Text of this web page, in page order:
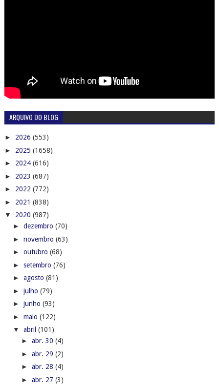
ARQUIVO DO BLOG
► 2026 (553)
► 2025 (1658)
► 2024 (616)
► 2023 (687)
► 2022 (772)
► 2021 (838)
▼ 2020 (987)
► dezembro (70)
► novembro (63)
► outubro (68)
► setembro (76)
► agosto (81)
► julho (79)
► junho (93)
► maio (122)
▼ abril (101)
► abr. 30 (4)
► abr. 29 (2)
► abr. 28 (4)
► abr. 27 (3)